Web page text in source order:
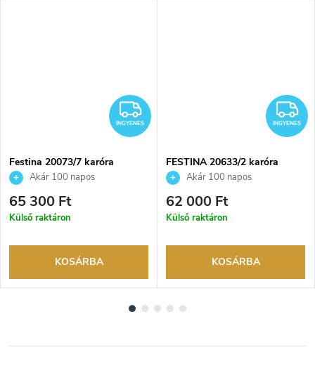
INGYENES
INGYENES
Festina 20073/7 karóra
Akár 100 napos
visszaküldési lehetőség. Hivatalos
márkakereskedő.
65 300 Ft
Külső raktáron
KOSÁRBA
INGYENES
FESTINA 20633/2 karóra
Akár 100 napos
visszaküldési lehetőség. Hivatalos
márkakereskedő.
62 000 Ft
Külső raktáron
KOSÁRBA